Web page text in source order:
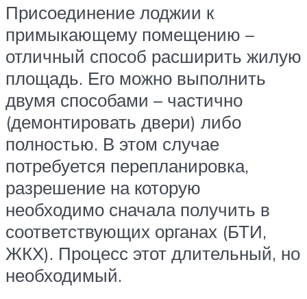
Присоединение лоджии к
примыкающему помещению –
отличный способ расширить жилую
площадь. Его можно выполнить
двумя способами – частично
(демонтировать двери) либо
полностью. В этом случае
потребуется перепланировка,
разрешение на которую
необходимо сначала получить в
соответствующих органах (БТИ,
ЖКХ). Процесс этот длительный, но
необходимый.